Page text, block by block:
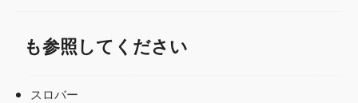
も参照してください
スロバー